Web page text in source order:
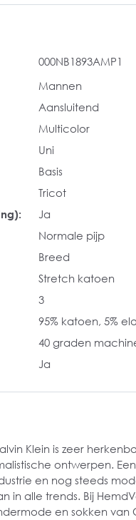
000NB1893AMP1
Mannen
Aansluitend
Multicolor
Uni
Basis
Tricot
Ja
Normale pijp
Breed
Stretch katoen
3
95% katoen, 5%
40 graden
Ja
Klein is zeer
ontwerpen.
en nog steeds
in alle trends. Bij
en sokken van